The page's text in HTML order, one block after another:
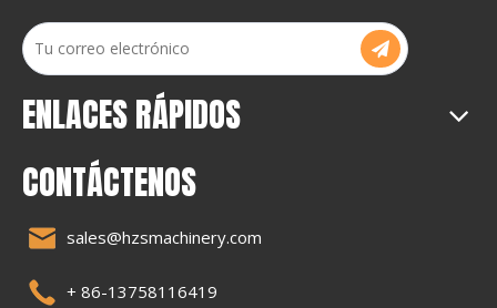
ENLACES RÁPIDOS
CONTÁCTENOS
sales@hzsmachinery.com
+ 86-13758116419